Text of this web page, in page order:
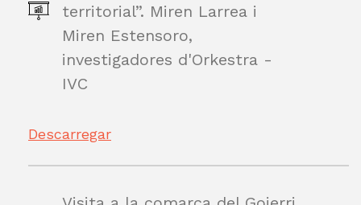
territorial”. Miren Larrea i
Miren Estensoro,
investigadores d'Orkestra -
IVC
Descarregar